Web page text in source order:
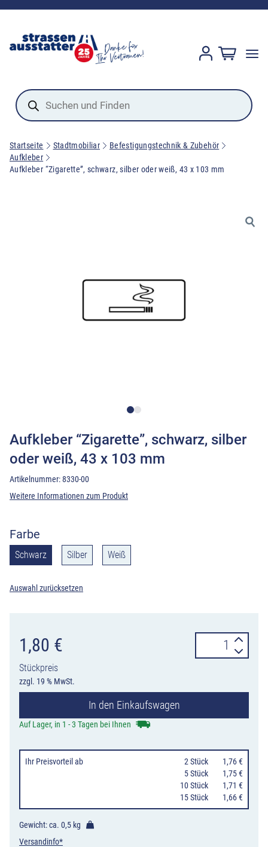
Products
search
Startseite Stadtmobiliar
Befestigungstechnik & Zubehör
Aufkleber
Aufkleber “Zigarette”, schwarz, silber oder weiß, 43 x 103 mm
Aufkleber “Zigarette”, schwarz, silber
oder weiß, 43 x 103 mm
Artikelnummer:8330-00
Weitere Informationen zum Produkt
Farbe
Schwarz Silber Weiß
Auswahl zurücksetzen
1,80 €
Stückpreis
zzgl. 19 % MwSt.
Aufkleber
"Zigarette",
silber
x
103
mm
Menge
In den Einkaufswagen
Auf Lager, in 1 - 3 Tagen bei Ihnen
Ihr Preisvorteil ab 2 Stück
1,76 €
5 Stück
1,75 €
10 Stück
1,71 €
15 Stück
1,66 €
Gewicht: ca. 0,5 kg
Versandinfo*